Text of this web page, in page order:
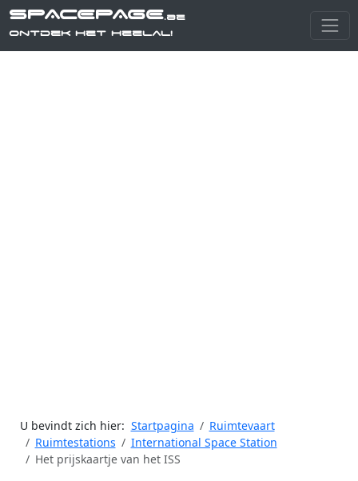
SPACEPAGE.be
Ontdek het heelal!
U bevindt zich hier: Startpagina
Ruimtevaart
Ruimtestations
International Space Station
Het prijskaartje van het ISS